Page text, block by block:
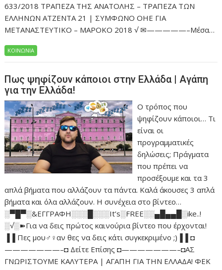
633/2018 ΤΡΑΠΕΖΑ ΤΗΣ ΑΝΑΤΟΛΗΣ – ΤΡΑΠΕΖΑ ΤΩΝ
ΕΛΛΗΝΩΝ ΑΤΖΕΝΤΑ 21 | ΣΥΜΦΩΝΟ ΟΗΕ ΓΙΑ
ΜΕΤΑΝΑΣΤΕΥΤΙΚΟ – ΜΑΡΟΚΟ 2018 √ ✉—————–Μέσα…
ΚΟΙΝΩΝΙΑ
Πως ψηφίζουν κάποιοι στην Ελλάδα | Αγάπη
για την Ελλάδα!
Ο τρόπος που
ψηφίζουν κάποιοι… Τι
είναι οι
προγραμματικές
δηλώσεις; Πράγματα
που πρέπει να
προσέξουμε και τα 3
απλά βήματα που αλλάζουν τα πάντα. Καλά άκουσες 3 απλά
βήματα και όλα αλλάζουν. Η συνέχεια στο βίντεο…
░▀█▀░&ΕΓΓΡΑΦΗ░░░█░░░It’s░FREE░░▄█▄▄█░ike..!
░√░➽Για να δεις πρώτος καινούρια βίντεο που έρχονται!
▐▐ Πες μου♂♀αν θες να δεις κάτι συγκεκριμένο ;)▐▐ ◘
———————–◘ Δείτε Επίσης ◘———————–◘ΑΣ
ΓΝΩΡΙΣΤΟΥΜΕ ΚΑΛΥΤΕΡΑ | ΑΓΑΠΗ ΓΙΑ ΤΗΝ ΕΛΛΑΔΑ! ΦΕΚ